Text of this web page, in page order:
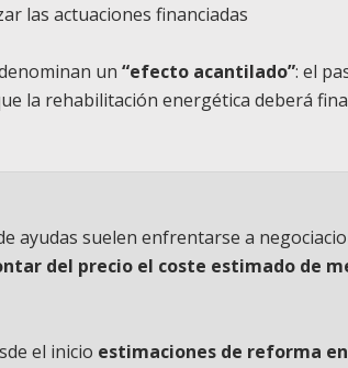
las actuaciones financiadas
un “efecto acantilado”: el
la rehabilitación energética deberá
ayudas suelen enfrentarse a
del precio el coste estimado de
el inicio estimaciones de reforma